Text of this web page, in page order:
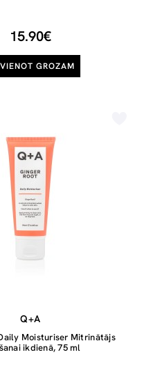
15.90€
GROZAM
Q+A
Moisturiser Mitrinātājs
ikdienā, 75 ml